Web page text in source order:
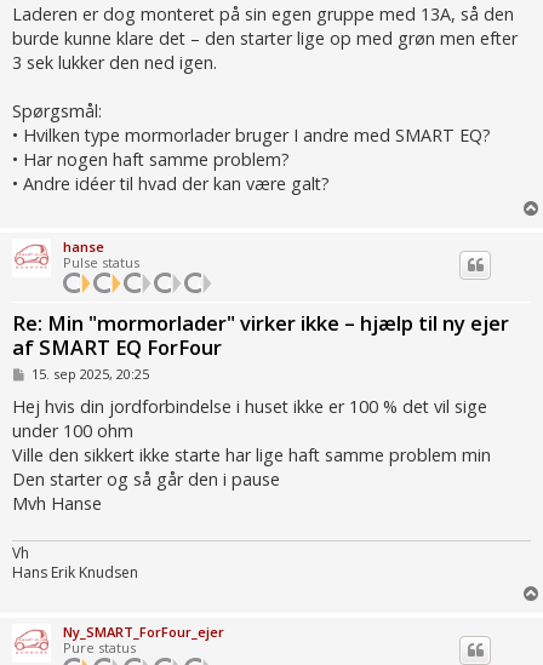
Laderen er dog monteret på sin egen gruppe med 13A, så den
burde kunne klare det – den starter lige op med grøn men efter
3 sek lukker den ned igen.
Spørgsmål:
• Hvilken type mormorlader bruger I andre med SMART EQ?
• Har nogen haft samme problem?
• Andre idéer til hvad der kan være galt?
hanse
Pulse status
Re: Min "mormorlader" virker ikke – hjælp til ny ejer
af SMART EQ ForFour
d
æ
g
15. sep 2025, 20:25
Hej hvis din jordforbindelse i huset ikke er 100 % det vil sige
under 100 ohm
Ville den sikkert ikke starte har lige haft samme problem min
Den starter og så går den i pause
Mvh Hanse
Vh
Hans Erik Knudsen
Ny_SMART_ForFour_ejer
Pure status